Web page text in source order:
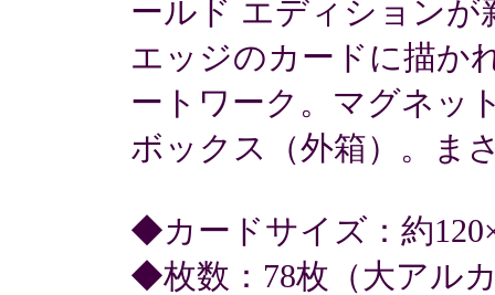
ールド エディション
エッジのカードに描か
ートワーク。マグネッ
ボックス（外箱）。ま
◆カードサイズ：約
◆枚数：78枚（大アル